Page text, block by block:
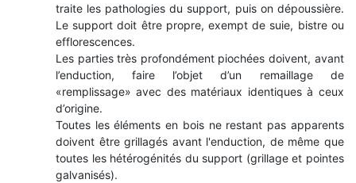
traite les pathologies du support, puis on dépoussière.
Le support doit être propre, exempt de suie, bistre ou
efflorescences.
Les parties très profondément piochées doivent, avant
l’enduction, faire l’objet d’un remaillage de
«remplissage» avec des matériaux identiques à ceux
d’origine.
Toutes les éléments en bois ne restant pas apparents
doivent être grillagés avant l'enduction, de même que
toutes les hétérogénités du support (grillage et pointes
galvanisés).